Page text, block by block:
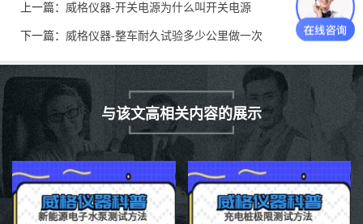
上一篇： 威格仪器-开关电源为什么叫开关电源
下一篇： 威格仪器-整车耐久试验多少公里做一次
与该文高相关内容的展示